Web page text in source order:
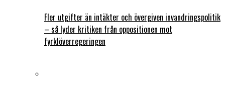
Fler utgifter än intäkter och övergiven invandringspolitik
– så lyder kritiken från oppositionen mot
fyrklöverregeringen